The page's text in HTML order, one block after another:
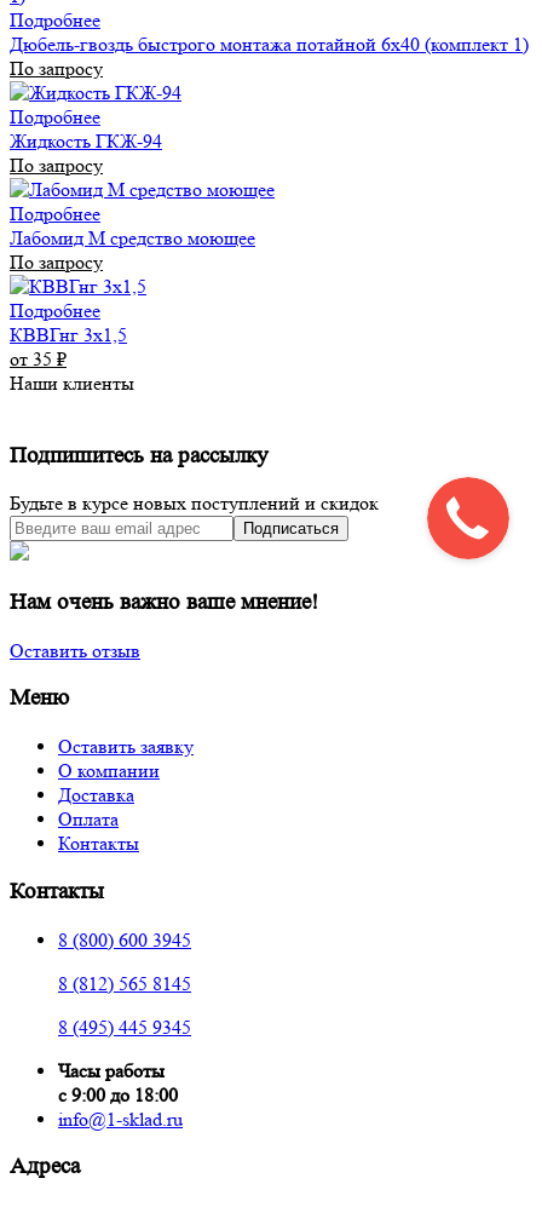
Подробнее
Дюбель-гвоздь быстрого монтажа потайной 6х40 (комплект 1)
По запросу
Подробнее
Жидкость ГКЖ-94
По запросу
Подробнее
Лабомид М средство моющее
По запросу
Подробнее
КВВГнг 3х1,5
от 35 ₽
Наши клиенты
Подпишитесь на рассылку
Будьте в курсе новых поступлений и скидок
Подписаться
Нам очень важно ваше мнение!
Оставить отзыв
Меню
Оставить заявку
О компании
Доставка
Оплата
Контакты
Контакты
8 (800) 600 3945
8 (812) 565 8145
8 (495) 445 9345
Часы работы
с 9:00 до 18:00
info@1-sklad.ru
Адреса